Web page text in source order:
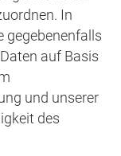
In
gegebenenfalls
auf Basis
und unserer
des